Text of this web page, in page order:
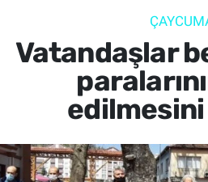
Vatandaşlar
SAĞLIK